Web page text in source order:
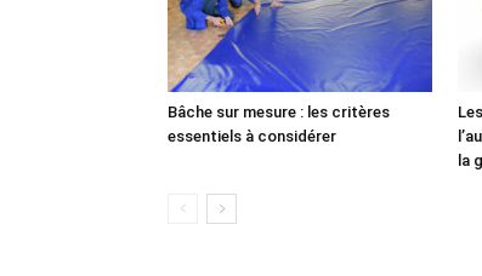
Bâche sur mesure : les critères
essentiels à considérer
la